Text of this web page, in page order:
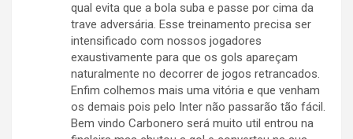
qual evita que a bola suba e passe por cima da
trave adversária. Esse treinamento precisa ser
intensificado com nossos jogadores
exaustivamente para que os gols apareçam
naturalmente no decorrer de jogos retrancados.
Enfim colhemos mais uma vitória e que venham
os demais pois pelo Inter não passarão tão fácil.
Bem vindo Carbonero será muito util entrou na